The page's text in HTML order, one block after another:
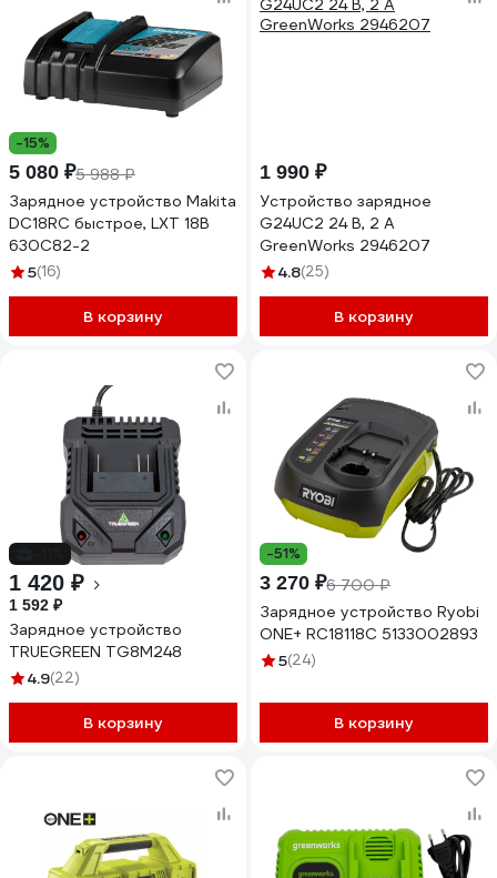
-15%
5 080 ₽5 988 ₽
Зарядное устройство Makita
DC18RC быстрое, LXT 18В
630C82-2
5(16)
В корзину
1 990 ₽
Устройство зарядное
G24UC2 24 В, 2 А
GreenWorks 2946207
4.8(25)
В корзину
1 420 ₽
1 592 ₽
Зарядное устройство
TRUEGREEN TG8M248
4.9(22)
В корзину
-51%
3 270 ₽6 700 ₽
Зарядное устройство Ryobi
ONE+ RC18118C 5133002893
5(24)
В корзину